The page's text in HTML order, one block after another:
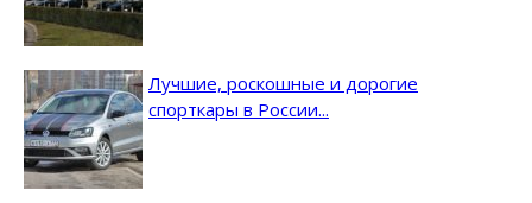
Лучшие, роскошные и дорогие
спорткары в России...